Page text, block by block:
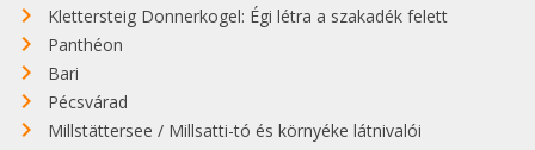
Klettersteig Donnerkogel: Égi létra a szakadék felett
Panthéon
Bari
Pécsvárad
Millstättersee / Millsatti-tó és környéke látnivalói